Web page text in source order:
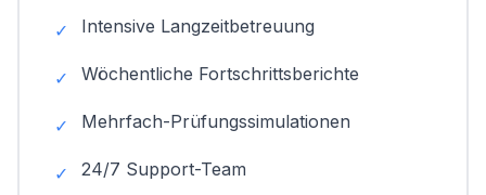
✓ Intensive Langzeitbetreuung
✓ Wöchentliche Fortschrittsberichte
✓ Mehrfach-Prüfungssimulationen
✓ 24/7 Support-Team